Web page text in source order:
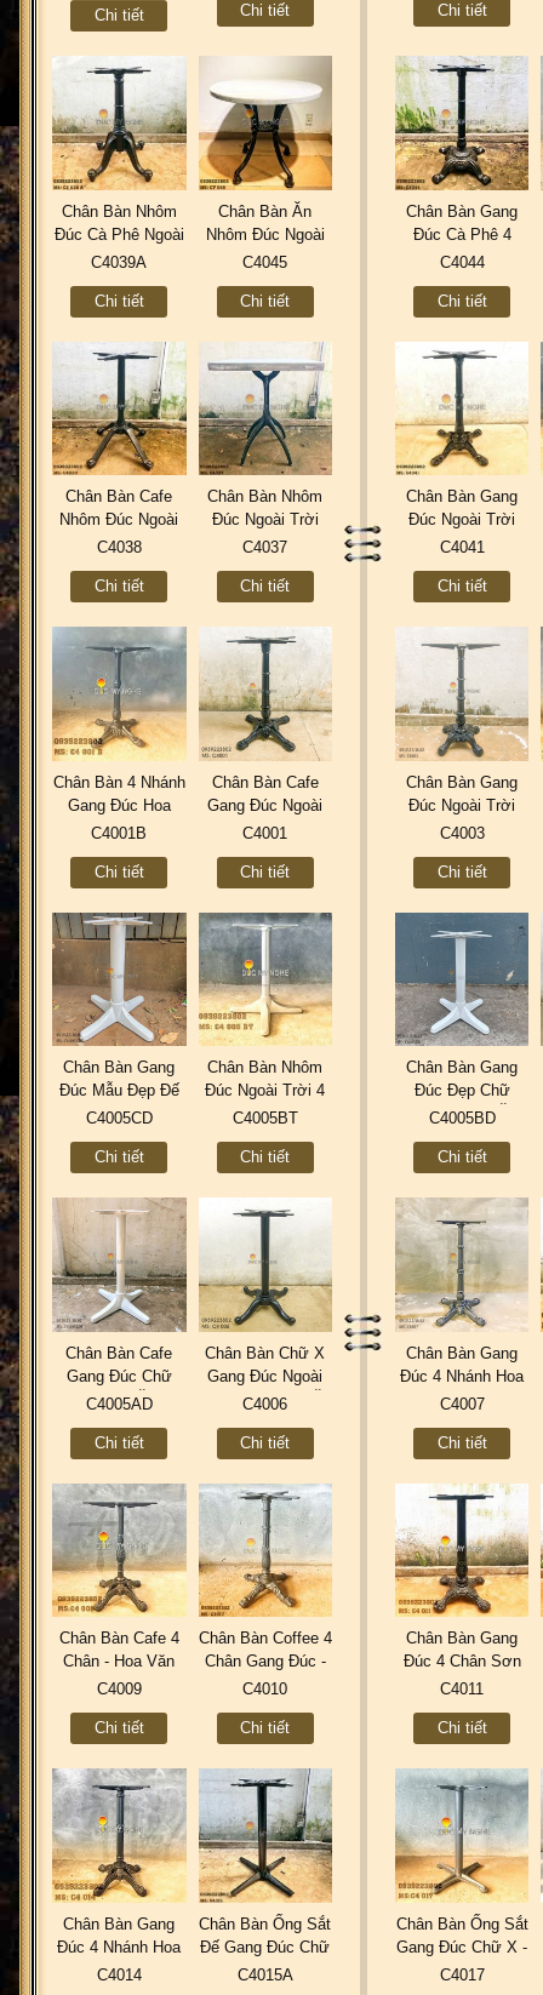
Chi tiết
Industrial Cổ Điển
Chi tiết Chi tiết
Chân Bàn Nhôm
Đúc Cà Phê Ngoài
Trời Đẹp | Thiết
Cấp Nhà Hàng
C4039A
Chi tiết
Chân Bàn Ăn
Nhôm Đúc Ngoài
Trời | 4 Chân Cafe
Trọng Nhà Hàng
C4045
Chi tiết
Chân Bàn Gang
Đúc Cà Phê 4
Chân - Mẫu Mới
Xuất 2020 C4044
C4044
Chi tiết
Chân Bàn Cafe
Nhôm Đúc Ngoài
Trời Loại 4 Chân
2020 Gắn Mặt Đá
C4038
Chi tiết
Chân Bàn Nhôm
Đúc Ngoài Trời
Mẫu Mới Đẹp Cafe
Bê Tông Nhẹ
C4037
Chi tiết
Chân Bàn Gang
Đúc Ngoài Trời
Mẫu Mới Đẹp |
Điển Ở Tphcm
C4041
Chi tiết
Chân Bàn 4 Nhánh
Gang Đúc Hoa
Văn Coffee Trà
C4001B
C4001B
Chi tiết
Chân Bàn Cafe
Gang Đúc Ngoài
Trời 4 Chân Đầu
Tphcm C4001
C4001
Chi tiết
Chân Bàn Gang
Đúc Ngoài Trời
Starbuck Coffee
Cao Cấp Đẹp Chất
C4003
Chi tiết
Chân Bàn Gang
Đúc Mẫu Đẹp Đế
Chữ Thập Thân
Điện Ngoài Trời
C4005CD
Chi tiết
Chân Bàn Nhôm
Đúc Ngoài Trời 4
Chân Chữ Thập -
Sạn C4005BT
C4005BT
Chi tiết
Chân Bàn Gang
Đúc Đẹp Chữ
Thập - Quán Ăn
Hcm C4005BD
C4005BD
Chi tiết
Chân Bàn Cafe
Gang Đúc Chữ
Thập Quán Ăn Trà
Điện Đẹp Mới
C4005AD
Chi tiết
Chân Bàn Chữ X
Gang Đúc Ngoài
Trời Cafe Quán Ăn
Điện C4006
C4006
Chi tiết
Chân Bàn Gang
Đúc 4 Nhánh Hoa
Văn Sơn Tĩnh
Đẹp C4007
C4007
Chi tiết
Chân Bàn Cafe 4
Chân - Hoa Văn
Cổ Điển Gang Đúc
C4009
Chi tiết
Chân Bàn Coffee 4
Chân Gang Đúc -
Nhà Hàng Trà Sữa
C4010
Chi tiết
Chân Bàn Gang
Đúc 4 Chân Sơn
Tĩnh Điện Ngoài
C4011
Chi tiết
Chân Bàn Gang
Đúc 4 Nhánh Hoa
Văn Đầu Lân Sơn
C4014
Chân Bàn Ống Sắt
Đế Gang Đúc Chữ
X Coffee Trà Sữa
C4015A
Chân Bàn Ống Sắt
Gang Đúc Chữ X -
Coffee Trà Sữa
C4017